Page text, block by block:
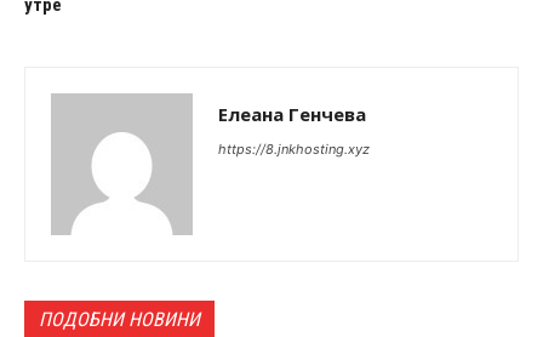
утре
Елеана Генчева
https://8.jnkhosting.xyz
ПОДОБНИ НОВИНИ